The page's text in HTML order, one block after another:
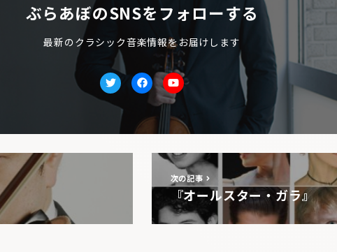
ぶらあぼのSNSをフォローする
最新のクラシック音楽情報をお届けします
TwitterfacebookYoutube
次の記事
『オールスター・ガラ』